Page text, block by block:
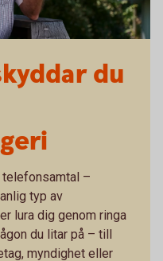
du
–
typ av
lura dig genom ringa
du litar på – till
myndighet eller